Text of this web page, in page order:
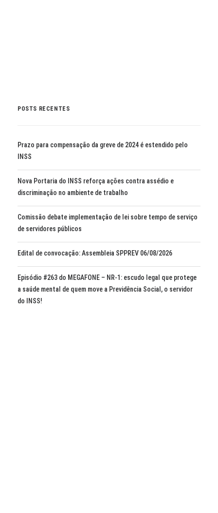
POSTS RECENTES
Prazo para compensação da greve de 2024 é estendido pelo
INSS
Nova Portaria do INSS reforça ações contra assédio e
discriminação no ambiente de trabalho
Comissão debate implementação de lei sobre tempo de serviço
de servidores públicos
Edital de convocação: Assembleia SPPREV 06/08/2026
Episódio #263 do MEGAFONE – NR-1: escudo legal que protege
a saúde mental de quem move a Previdência Social, o servidor
do INSS!